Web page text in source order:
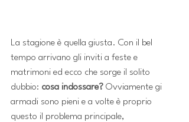
La stagione è quella giusta. Con il bel
tempo arrivano gli inviti a feste e
matrimoni ed ecco che sorge il solito
dubbio: cosa indossare? Ovviamente gi
armadi sono pieni e a volte è proprio
questo il problema principale,